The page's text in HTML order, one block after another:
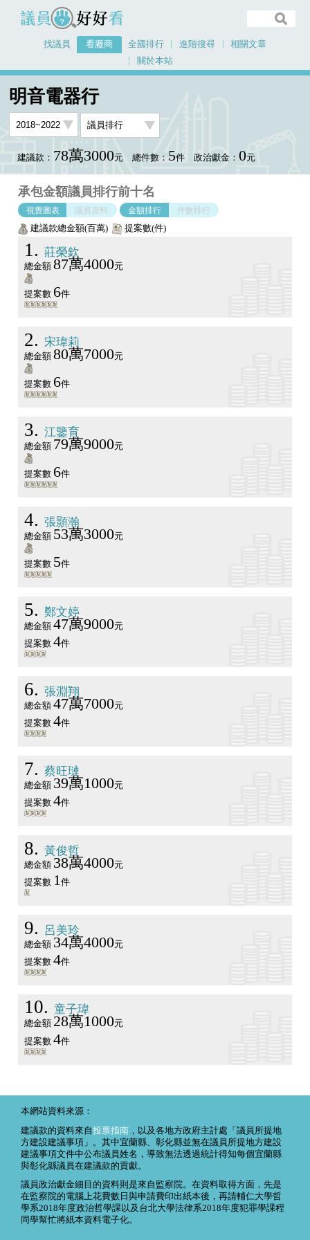
議員好好看
找議員 看廠商 全國排行 進階搜尋
相關文章
關於本站
明音電器行
建議款： 78萬3000元 總件數： 5件 政治獻金： 0元
承包金額議員排行前十名
視覺圖表 議員資料 金額排行 件數排行
建議款總金額(百萬) 提案數(件)
1 莊榮欽
總金額 87萬4000元
提案數 6件
2 宋瑋莉
總金額 80萬7000元
提案數 6件
3 江鑒育
總金額 79萬9000元
提案數 6件
4 張顥瀚
總金額 53萬3000元
提案數 5件
5 鄭文婷
總金額 47萬9000元
提案數 4件
6 張淵翔
總金額 47萬7000元
提案數 4件
7 蔡旺璉
總金額 39萬1000元
提案數 4件
8 黃俊哲
總金額 38萬4000元
提案數 1 件
9 呂美玲
總金額 34萬4000元
提案數 4件
10 童子瑋
總金額 28萬1000元
提案數 4件
本網站資料來源：
建議款的資料來自投票指南 ，以及各地方政府主計處「議員所提地
方建設建議事項」。其中宜蘭縣、彰化縣並無在議員所提地方建設
建議事項文件中公布議員姓名，導致無法透過統計得知每個宜蘭縣
與彰化縣議員在建議款的貢獻。
議員政治獻金細目的資料則是來自監察院。在資料取得方面，先是
在監察院的電腦上花費數日與申請費印出紙本後，再請輔仁大學哲
學系2018年度政治哲學課以及台北大學法律系2018年度犯罪學課程
同學幫忙將紙本資料電子化。